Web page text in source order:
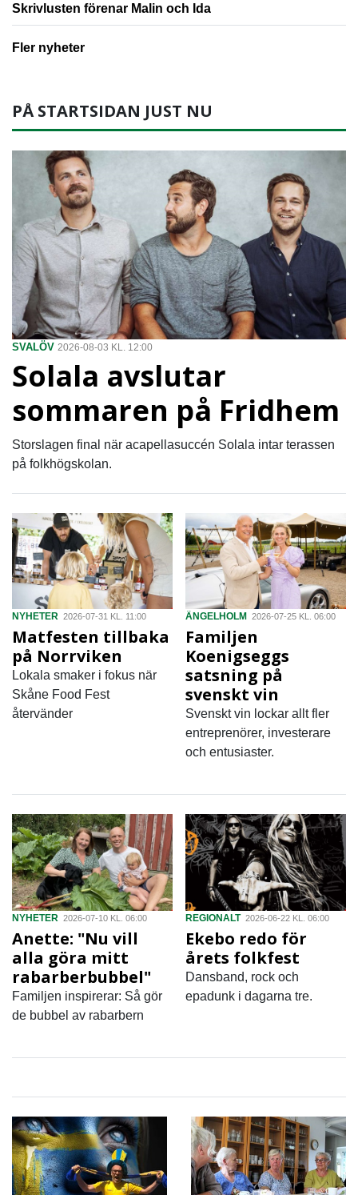
Skrivlusten förenar Malin och Ida
Fler nyheter
PÅ STARTSIDAN JUST NU
SVALÖV 2026-08-03 KL. 12:00
Solala avslutar
sommaren på Fridhem
Storslagen final när acapellasuccén Solala intar terassen
på folkhögskolan.
NYHETER 2026-07-31 KL. 11:00
Matfesten tillbaka
på Norrviken
Lokala smaker i fokus när
Skåne Food Fest
återvänder
ÄNGELHOLM 2026-07-25 KL. 06:00
Familjen
Koenigseggs
satsning på
svenskt vin
Svenskt vin lockar allt fler
entreprenörer, investerare
och entusiaster.
NYHETER 2026-07-10 KL. 06:00
Anette: "Nu vill
alla göra mitt
rabarberbubbel"
Familjen inspirerar: Så gör
de bubbel av rabarbern
REGIONALT 2026-06-22 KL. 06:00
Ekebo redo för
årets folkfest
Dansband, rock och
epadunk i dagarna tre.